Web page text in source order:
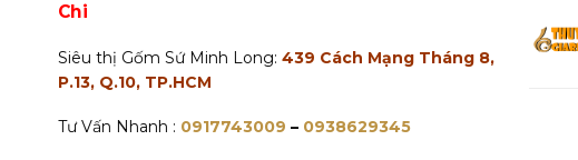
Chi
Siêu thị Gốm Sứ Minh Long: 439 Cách Mạng Tháng 8,
P.13, Q.10, TP.HCM
Tư Vấn Nhanh : 0917743009 – 0938629345